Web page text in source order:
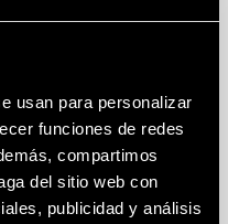
usan para personalizar
funciones de redes
compartimos
del sitio web con
publicidad y análisis